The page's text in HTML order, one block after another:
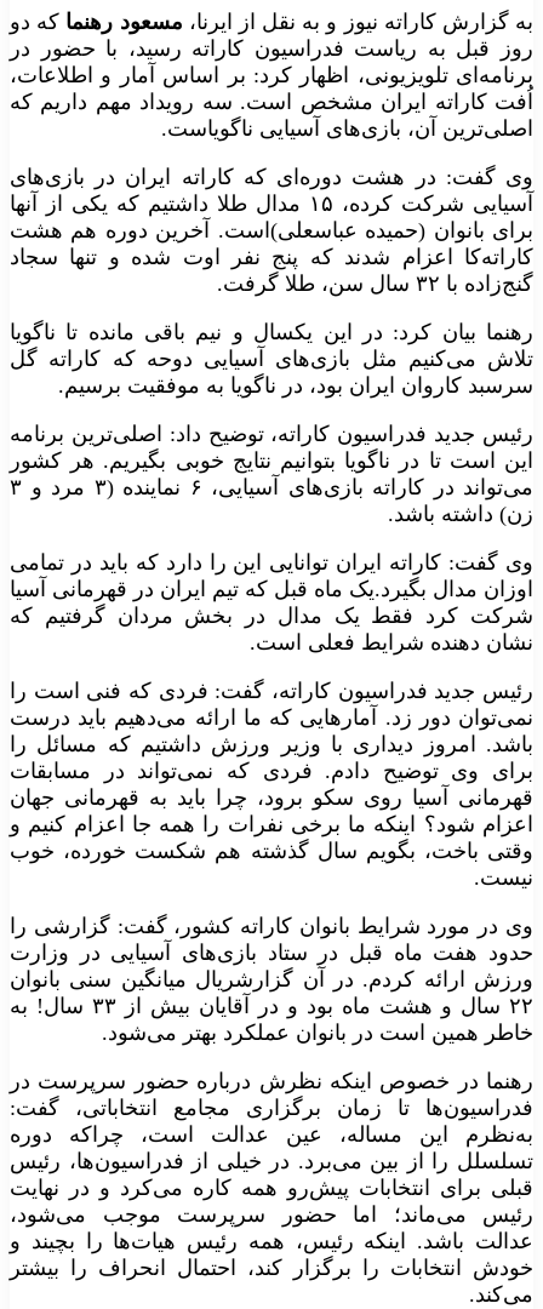
به گزارش کاراته نیوز و به نقل از ایرنا، مسعود رهنما که دو
روز قبل به ریاست فدراسیون کاراته رسید، با حضور در
برنامه‌ای تلویزیونی، اظهار کرد: بر اساس آمار و اطلاعات،
اُفت کاراته ایران مشخص است. سه رویداد مهم داریم که
اصلی‌ترین آن، بازی‌های آسیایی ناگویاست.
وی گفت: در هشت دوره‌ای که کاراته ایران در بازی‌های
آسیایی شرکت کرده، ۱۵ مدال طلا داشتیم که یکی از آنها
برای بانوان (حمیده عباسعلی)است. آخرین دوره هم هشت
کاراته‌کا اعزام شدند که پنج نفر اوت شده و تنها سجاد
گنج‌زاده با ۳۲ سال سن، طلا گرفت.
رهنما بیان کرد: در این یکسال و نیم باقی مانده تا ناگویا
تلاش می‌کنیم مثل بازی‌های آسیایی دوحه که کاراته گل
سرسبد کاروان ایران بود، در ناگویا به موفقیت برسیم.
رئیس جدید فدراسیون کاراته، توضیح داد: اصلی‌ترین برنامه
این است تا در ناگویا بتوانیم نتایج خوبی بگیریم. هر کشور
می‌تواند در کاراته بازی‌های آسیایی، ۶ نماینده (۳ مرد و ۳
زن) داشته باشد.
وی گفت: کاراته ایران توانایی این را دارد که باید در تمامی
اوزان مدال بگیرد.یک ماه قبل که تیم ایران در قهرمانی آسیا
شرکت کرد فقط یک مدال در بخش مردان گرفتیم که
نشان دهنده شرایط فعلی است.
رئیس جدید فدراسیون کاراته، گفت: فردی که فنی است را
نمی‌توان دور زد. آمارهایی که ما ارائه می‌دهیم باید درست
باشد. امروز دیداری با وزیر ورزش داشتیم که مسائل را
برای وی توضیح دادم. فردی که نمی‌تواند در مسابقات
قهرمانی آسیا روی سکو برود، چرا باید به قهرمانی جهان
اعزام شود؟ اینکه ما برخی نفرات را همه جا اعزام کنیم و
وقتی باخت، بگویم سال گذشته هم شکست خورده، خوب
نیست.
وی در مورد شرایط بانوان کاراته کشور، گفت: گزارشی را
حدود هفت ماه قبل در ستاد بازی‌های آسیایی در وزارت
ورزش ارائه کردم. در آن گزارشریال میانگین سنی بانوان
۲۲ سال و هشت ماه بود و در آقایان بیش از ۳۳ سال! به
خاطر همین است در بانوان عملکرد بهتر می‌شود.
رهنما در خصوص اینکه نظرش درباره حضور سرپرست در
فدراسیون‌ها تا زمان برگزاری مجامع انتخاباتی، گفت:
به‌نظرم این مساله، عین عدالت است، چراکه دوره
تسلسلل را از بین می‌برد. در خیلی از فدراسیون‌ها، رئیس
قبلی برای انتخابات پیش‌رو همه کاره می‌کرد و در نهایت
رئیس می‌ماند؛ اما حضور سرپرست موجب می‌شود،
عدالت باشد. اینکه رئیس، همه رئیس هیات‌ها را بچیند و
خودش انتخابات را برگزار کند، احتمال انحراف را بیشتر
می‌کند.